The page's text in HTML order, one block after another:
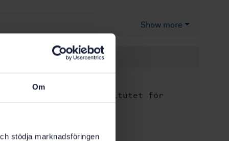
Om
stödja marknadsföringen
Show more
Product information
Svenska institutet för
Article no:STD-4775